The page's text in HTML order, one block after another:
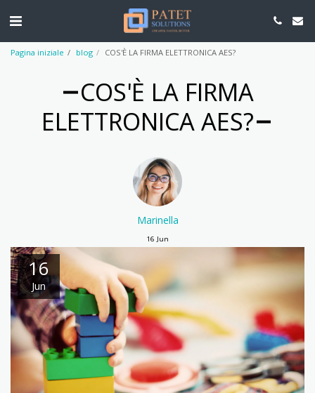
Pagina iniziale blog COS'È LA FIRMA ELETTRONICA AES?
COS'È LA FIRMA
ELETTRONICA AES?
Marinella
16 Jun
16
Jun